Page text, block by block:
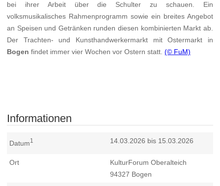
bei ihrer Arbeit über die Schulter zu schauen. Ein
volksmusikalisches Rahmenprogramm sowie ein breites Angebot
an Speisen und Getränken runden diesen kombinierten Markt ab.
Der Trachten- und Kunsthandwerkermarkt mit Ostermarkt in
Bogen findet immer vier Wochen vor Ostern statt.(© FuM)
Informationen
Datum1 14.03.2026 bis 15.03.2026
Ort
KulturForum Oberalteich
94327 Bogen